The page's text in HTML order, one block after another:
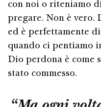
con noi o riteniamo
pregare. Non è vero.
ed è perfettamente
quando ci pentiamo
Dio perdona è come
stato commesso.